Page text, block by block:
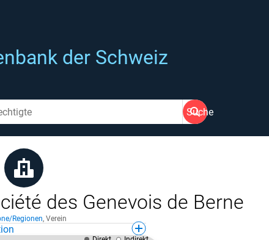
der Schweiz
Suche
des Genevois de Berne
Regionen, Verein